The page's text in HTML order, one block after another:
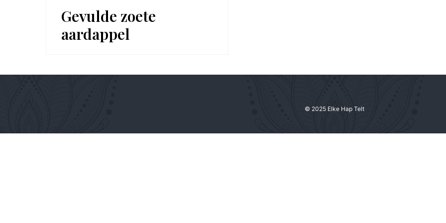
Gevulde zoete
aardappel
© 2025 Elke Hap Telt